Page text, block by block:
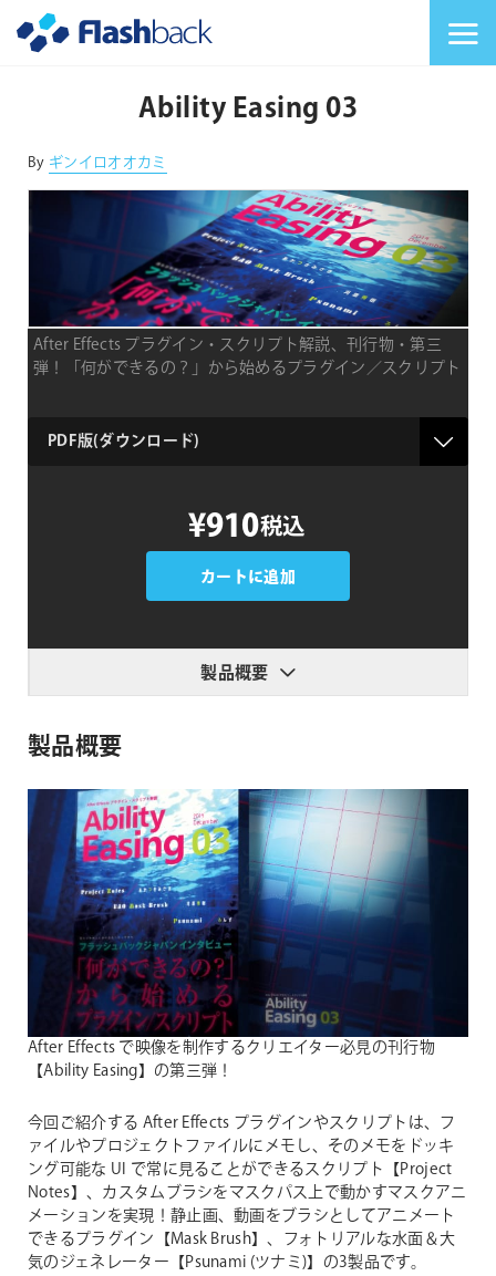
Ability Easing 03
By ギンイロオオカミ
After Effects プラグイン・スクリプト解説、刊行物・第三
弾！「何ができるの？」から始めるプラグイン／スクリプト
¥910税込
カートに追加
製品概要
製品概要
After Effects で映像を制作するクリエイター必見の刊行物
【Ability Easing】の第三弾！
今回ご紹介する After Effects プラグインやスクリプトは、フ
ァイルやプロジェクトファイルにメモし、そのメモをドッキ
ング可能な UI で常に見ることができるスクリプト【Project
Notes】、カスタムブラシをマスクパス上で動かすマスクアニ
メーションを実現！静止画、動画をブラシとしてアニメート
できるプラグイン【Mask Brush】、フォトリアルな水面＆大
気のジェネレーター【Psunami (ツナミ)】の3製品です。